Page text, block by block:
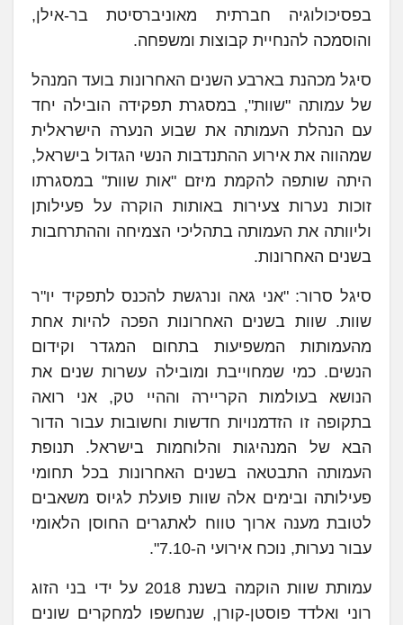
בפסיכולוגיה חברתית מאוניברסיטת בר-אילן,
והוסמכה להנחיית קבוצות ומשפחה.
סיגל מכהנת בארבע השנים האחרונות בועד המנהל
של עמותה "שוות", במסגרת תפקידה הובילה יחד
עם הנהלת העמותה את שבוע הנערה הישראלית
שמהווה את אירוע ההתנדבות הנשי הגדול בישראל,
היתה שותפה להקמת מיזם "אות שוות" במסגרתו
זוכות נערות צעירות באותות הוקרה על פעילותן
וליוותה את העמותה בתהליכי הצמיחה וההתרחבות
בשנים האחרונות.
סיגל סרור: "אני גאה ונרגשת להכנס לתפקיד יו"ר
שוות. שוות בשנים האחרונות הפכה להיות אחת
מהעמותות המשפיעות בתחום המגדר וקידום
הנשים. כמי שמחוייבת ומובילה עשרות שנים את
הנושא בעולמות הקריירה וההיי טק, אני רואה
בתקופה זו הזדמנויות חדשות וחשובות עבור הדור
הבא של המנהיגות והלוחמות בישראל. תנופת
העמותה התבטאה בשנים האחרונות בכל תחומי
פעילותה ובימים אלה שוות פועלת לגיוס משאבים
לטובת מענה ארוך טווח לאתגרים החוסן הלאומי
עבור נערות, נוכח אירועי ה-7.10".
עמותת שוות הוקמה בשנת 2018 על ידי בני הזוג
רוני ואלדד פוסטן-קורן, שנחשפו למחקרים שונים